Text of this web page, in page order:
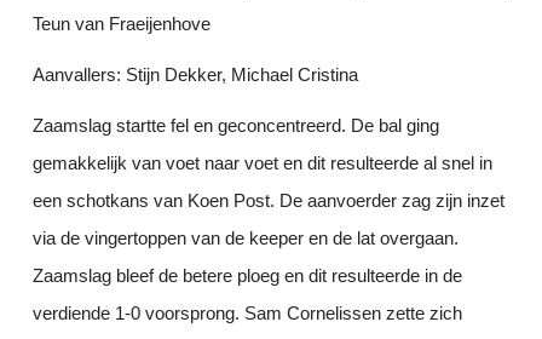
Teun van Fraeijenhove
Aanvallers: Stijn Dekker, Michael Cristina
Zaamslag startte fel en geconcentreerd. De bal ging
gemakkelijk van voet naar voet en dit resulteerde al snel in
een schotkans van Koen Post. De aanvoerder zag zijn inzet
via de vingertoppen van de keeper en de lat overgaan.
Zaamslag bleef de betere ploeg en dit resulteerde in de
verdiende 1-0 voorsprong. Sam Cornelissen zette zich